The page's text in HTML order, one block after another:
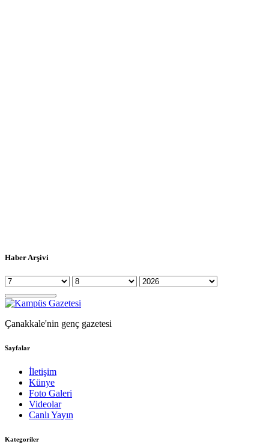
Haber Arşivi
Çanakkale'nin genç gazetesi
Sayfalar
İletişim
Künye
Foto Galeri
Videolar
Canlı Yayın
Kategoriler